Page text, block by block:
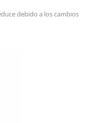
debido a los cambios